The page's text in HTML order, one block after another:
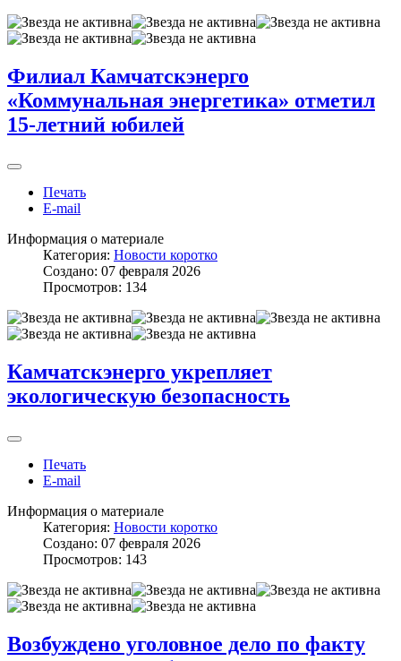
Филиал Камчатскэнерго
«Коммунальная энергетика» отметил
15-летний юбилей
Печать
E-mail
Информация о материале
Категория: Новости коротко
Создано: 07 февраля 2026
Просмотров: 134
Камчатскэнерго укрепляет
экологическую безопасность
Печать
E-mail
Информация о материале
Категория: Новости коротко
Создано: 07 февраля 2026
Просмотров: 143
Возбуждено уголовное дело по факту